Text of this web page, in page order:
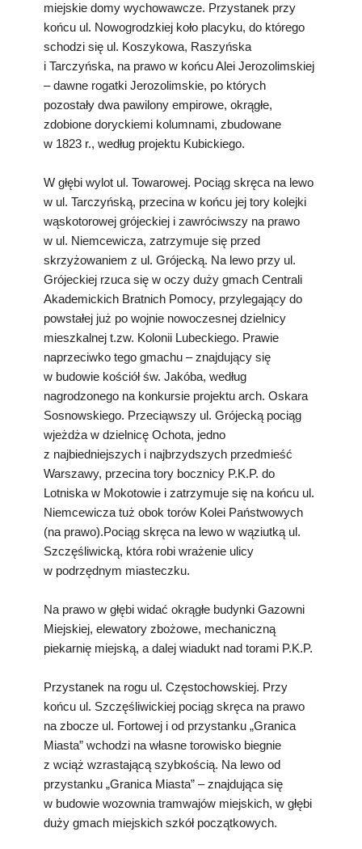
miejskie domy wychowawcze. Przystanek przy
końcu ul. Nowogrodzkiej koło placyku, do którego
schodzi się ul. Koszykowa, Raszyńska
i Tarczyńska, na prawo w końcu Alei Jerozolimskiej
– dawne rogatki Jerozolimskie, po których
pozostały dwa pawilony empirowe, okrągłe,
zdobione doryckiemi kolumnami, zbudowane
w 1823 r., według projektu Kubickiego.
W głębi wylot ul. Towarowej. Pociąg skręca na lewo
w ul. Tarczyńską, przecina w końcu jej tory kolejki
wąskotorowej grójeckiej i zawróciwszy na prawo
w ul. Niemcewicza, zatrzymuje się przed
skrzyżowaniem z ul. Grójecką. Na lewo przy ul.
Grójeckiej rzuca się w oczy duży gmach Centrali
Akademickich Bratnich Pomocy, przylegający do
powstałej już po wojnie nowoczesnej dzielnicy
mieszkalnej t.zw. Kolonii Lubeckiego. Prawie
naprzeciwko tego gmachu – znajdujący się
w budowie kościół św. Jakóba, według
nagrodzonego na konkursie projektu arch. Oskara
Sosnowskiego. Przeciąwszy ul. Grójecką pociąg
wjeżdża w dzielnicę Ochota, jedno
z najbiedniejszych i najbrzydszych przedmieść
Warszawy, przecina tory bocznicy P.K.P. do
Lotniska w Mokotowie i zatrzymuje się na końcu ul.
Niemcewicza tuż obok torów Kolei Państwowych
(na prawo).Pociąg skręca na lewo w wąziutką ul.
Szczęśliwicką, która robi wrażenie ulicy
w podrzędnym miasteczku.
Na prawo w głębi widać okrągłe budynki Gazowni
Miejskiej, elewatory zbożowe, mechaniczną
piekarnię miejską, a dalej wiadukt nad torami P.K.P.
Przystanek na rogu ul. Częstochowskiej. Przy
końcu ul. Szczęśliwickiej pociąg skręca na prawo
na zbocze ul. Fortowej i od przystanku „Granica
Miasta” wchodzi na własne torowisko biegnie
z wciąż wzrastającą szybkością. Na lewo od
przystanku „Granica Miasta” – znajdująca się
w budowie wozownia tramwajów miejskich, w głębi
duży gmach miejskich szkół początkowych.